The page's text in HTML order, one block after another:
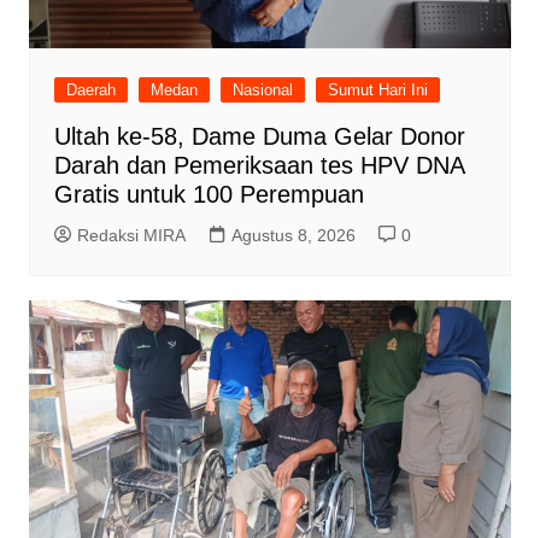
Daerah Medan Nasional Sumut Hari Ini
Ultah ke-58, Dame Duma Gelar Donor
Darah dan Pemeriksaan tes HPV DNA
Gratis untuk 100 Perempuan
Redaksi MIRA Agustus 8, 2026 0